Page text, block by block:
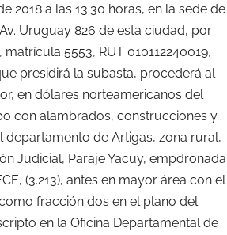
2018 a las 13:30 horas, en la sede de
Uruguay 826 de esta ciudad, por
5553, RUT 010112240019,
presidirá la subasta, procederá al
en dólares norteamericanos del
con alambrados, construcciones y
de Artigas, zona rural,
Judicial, Paraje Yacuy, empdronada
(3.213), antes en mayor área con el
fracción dos en el plano del
en la Oficina Departamental de